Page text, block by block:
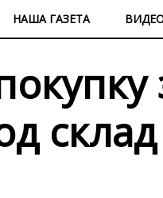
НАША ГАЗЕТА